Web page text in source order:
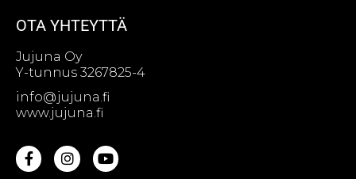
OTA YHTEYTTÄ
Jujuna Oy
Y-tunnus 3267825-4
info@jujuna.fi
www.jujuna.fi